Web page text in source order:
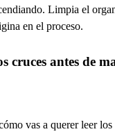
Limpia el
en el proceso.
cruces antes de
vas a querer leer